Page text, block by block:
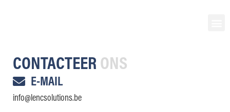
CONTACTEER ONS
E-MAIL
info@lencsolutions.be